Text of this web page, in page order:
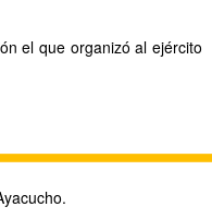
el que organizó al ejército